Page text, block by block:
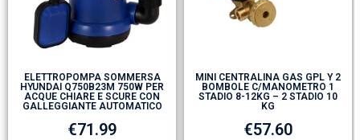
ELETTROPOMPA SOMMERSA
HYUNDAI Q750B23M 750W PER
ACQUE CHIARE E SCURE CON
GALLEGGIANTE AUTOMATICO
€71.99
MINI CENTRALINA GAS GPL Y 2
BOMBOLE C/MANOMETRO 1
STADIO 8-12KG – 2 STADIO 10
KG
€57.60